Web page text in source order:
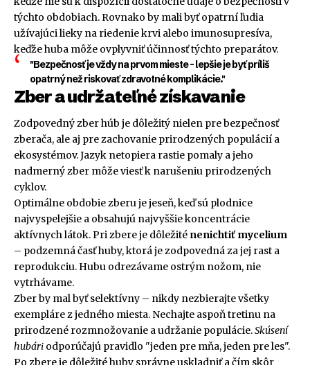
týchto obdobiach. Rovnako by mali byť opatrní ľudia
užívajúci lieky na riedenie krvi alebo imunosupresíva,
keďže huba môže ovplyvniť účinnosť týchto preparátov.
"Bezpečnosť je vždy na prvom mieste – lepšie je byť príliš
opatrný než riskovať zdravotné komplikácie."
Zber a udržateľné získavanie
Zodpovedný zber húb je dôležitý nielen pre bezpečnosť
zberača, ale aj pre zachovanie prirodzených populácií a
ekosystémov. Jazyk netopiera rastie pomaly a jeho
nadmerný zber môže viesť k narušeniu prirodzených
cyklov.
Optimálne obdobie zberu je jeseň, keď sú plodnice
najvyspelejšie a obsahujú najvyššie koncentrácie
aktívnych látok. Pri zbere je dôležité nenichtiť mycelium
– podzemná časť huby, ktorá je zodpovedná za jej rast a
reprodukciu. Hubu odrezávame ostrým nožom, nie
vytrhávame.
Zber by mal byť selektívny – nikdy nezbierajte všetky
exempláre z jedného miesta. Nechajte aspoň tretinu na
prirodzené rozmnožovanie a udržanie populácie.Skúsení
hubári odporúčajú pravidlo "jeden pre mňa, jeden pre les".
Po zbere je dôležité huby správne uskladniť a čím skôr